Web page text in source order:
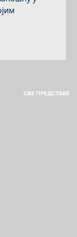
СВЕ ПРЕДСТАВЕ